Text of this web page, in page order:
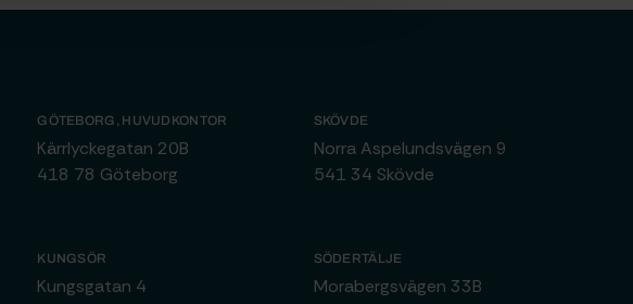
GÖTEBORG, HUVUDKONTOR
Kärrlyckegatan 20B
418 78 Göteborg
SKÖVDE
Norra Aspelundsvägen 9
541 34 Skövde
KUNGSÖR
Kungsgatan 4
SÖDERTÄLJE
Morabergsvägen 33B